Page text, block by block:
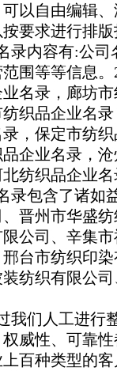
以自由编辑
要求进行排
录内容有:公
围等等信息
名录，廊坊
织品企业名
，保定市纺
企业名录，
纺织品企业
录包含了诸如
晋州市华盛
公司、辛集
台市纺织印
纺织有限公
我们人工进行
威性、可靠
百种类型的